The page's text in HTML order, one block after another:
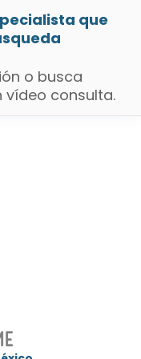
que
o busca
vídeo consulta.